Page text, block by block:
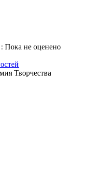
: Пока не оценено
Творчества